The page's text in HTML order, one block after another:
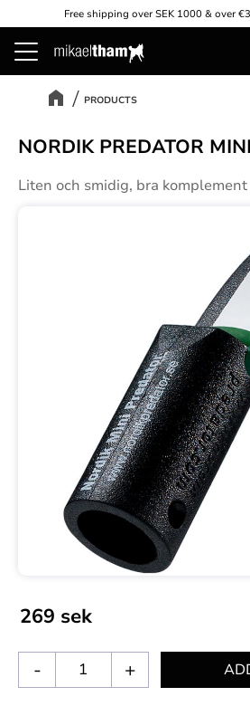
Menu
Free shipping over SEK 1000 & over
PRODUCTS
NORDIK PREDATOR MINI
Liten och smidig, bra
269 sek
+
-